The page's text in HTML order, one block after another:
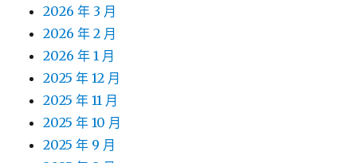
2026 年 3 月
2026 年 2 月
2026 年 1 月
2025 年 12 月
2025 年 11 月
2025 年 10 月
2025 年 9 月